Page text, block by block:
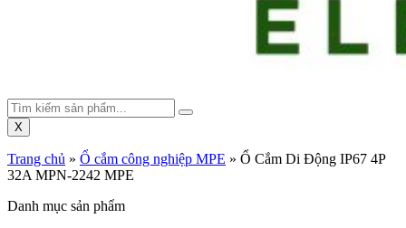
X
Trang chủ » Ổ cắm công nghiệp MPE » Ổ Cắm Di Động IP67 4P
32A MPN-2242 MPE
Danh mục sản phẩm